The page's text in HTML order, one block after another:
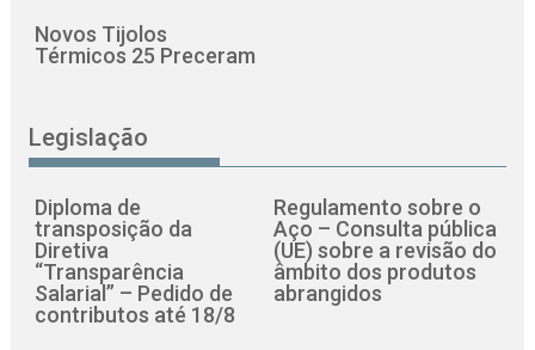
Novos Tijolos
Térmicos 25 Preceram
Legislação
Diploma de
transposição da
Diretiva
“Transparência
Salarial” – Pedido de
contributos até 18/8
Regulamento sobre o
Aço – Consulta pública
(UE) sobre a revisão do
âmbito dos produtos
abrangidos